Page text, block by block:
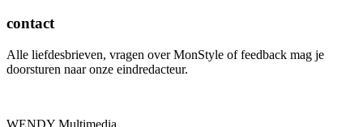
contact
Alle liefdesbrieven, vragen over MonStyle of feedback mag je
doorsturen naar onze eindredacteur.
WENDY Multimedia